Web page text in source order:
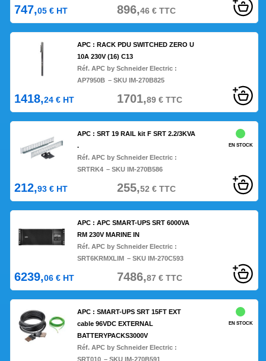
747,05 € HT 896,46€TTC
APC : RACK PDU SWITCHED ZERO U
10A 230V (16) C13
Réf. APC by Schneider Electric :
AP7950B – SKU IM-270B825
1418,24 € HT 1701,89€TTC
APC : SRT 19 RAIL kit F SRT 2.2/3KVA
.
Réf. APC by Schneider Electric :
SRTRK4 – SKU IM-270B586
EN STOCK
212,93 € HT 255,52 €TTC
APC : APC SMART-UPS SRT 6000VA
RM 230V MARINE IN
Réf. APC by Schneider Electric :
SRT6KRMXLIM – SKU IM-270C593
6239,06 € HT 7486,87 €TTC
APC : SMART-UPS SRT 15FT EXT
cable 96VDC EXTERNAL
BATTERYPACKS3000V
Réf. APC by Schneider Electric :
SRT010 – SKU IM-270B591
EN STOCK